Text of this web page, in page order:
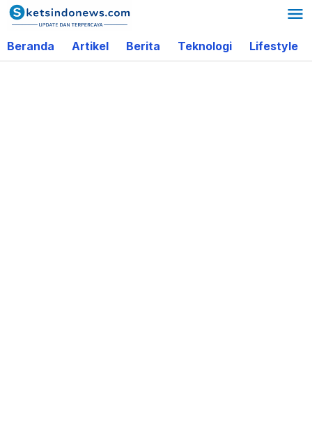
Lewati
ke
konten
Beranda Artikel Berita Teknologi Lifestyle